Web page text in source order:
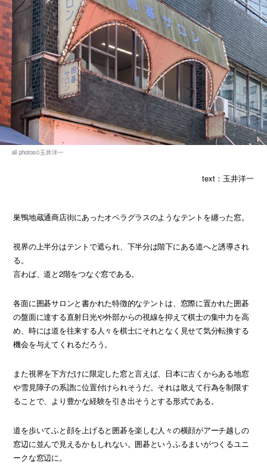
text：玉井洋一
巣鴨地蔵通商店街にあったオペラグラスのようなテントを纏った窓。
視界の上半分はテントで遮られ、下半分は階下にある道へと誘導され
る。
言わば、道と2階をつなぐ窓である。
各面に囲碁サロンと書かれた特徴的なテントは、窓際に置かれた囲碁
の盤面に達する直射日光や外部からの視線を抑えて棋士の集中力を高
め、時には道を往来する人々を棋士にそれとなく見せて気分転換する
機会を与えてくれるだろう。
また視界を下方だけに限定した窓と言えば、日本に古くからある地窓
や雪見障子の系譜に位置付けられそうだ。それは敢えて行為を制限す
ることで、より豊かな経験を引き出そうとする形式である。
道を歩いてふと顔を上げると囲碁を楽しむ人々の横顔がアーチ越しの
窓辺に並んで見えるかもしれない。囲碁というふるまいがつくるユニ
ークな窓辺に。